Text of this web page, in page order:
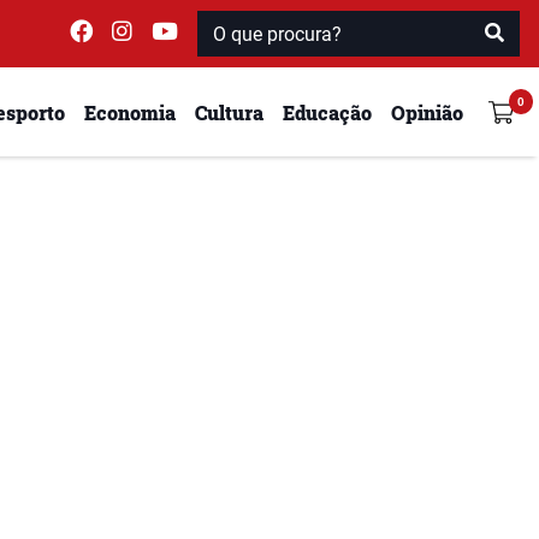
Economia Cultura Educação Opinião